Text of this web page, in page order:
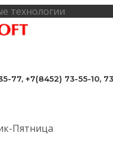
технологии
77, +7(8452) 73-55-10,
Пятница